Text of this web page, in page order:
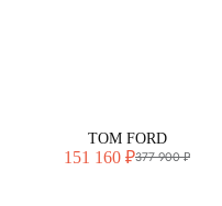
TOM FORD
151 160 ₽377 900 ₽